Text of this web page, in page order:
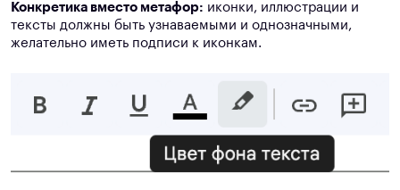
Конкретика вместо метафор: иконки, иллюстрации и
тексты должны быть узнаваемыми и однозначными,
желательно иметь подписи к иконкам.